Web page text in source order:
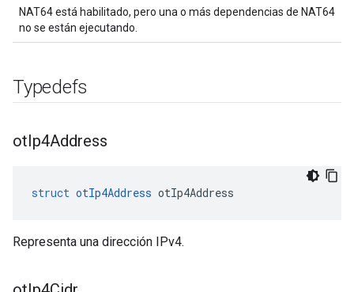
NAT64 está habilitado, pero una o más dependencias de NAT64
no se están ejecutando.
Typedefs
otIp4Address
struct otIp4Address otIp4Address
Representa una dirección IPv4.